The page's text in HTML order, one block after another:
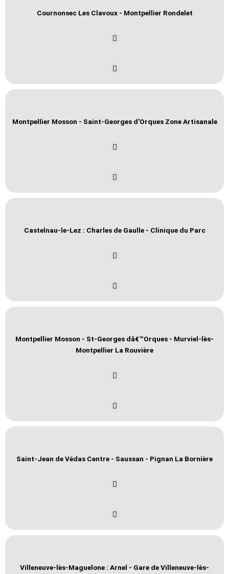
Cournonsec Les Clavoux - Montpellier Rondelet
Montpellier Mosson - Saint-Georges d'Orques Zone Artisanale
Castelnau-le-Lez : Charles de Gaulle - Clinique du Parc
Montpellier Mosson - St-Georges dâ€™Orques - Murviel-lès-
Montpellier La Rouvière
Saint-Jean de Védas Centre - Saussan - Pignan La Bornière
Villeneuve-lès-Maguelone : Arnel - Gare de Villeneuve-lès-